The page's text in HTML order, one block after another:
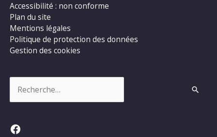
Accessibilité : non conforme
Plan du site
Mentions légales
Politique de protection des données
Gestion des cookies
Facebook